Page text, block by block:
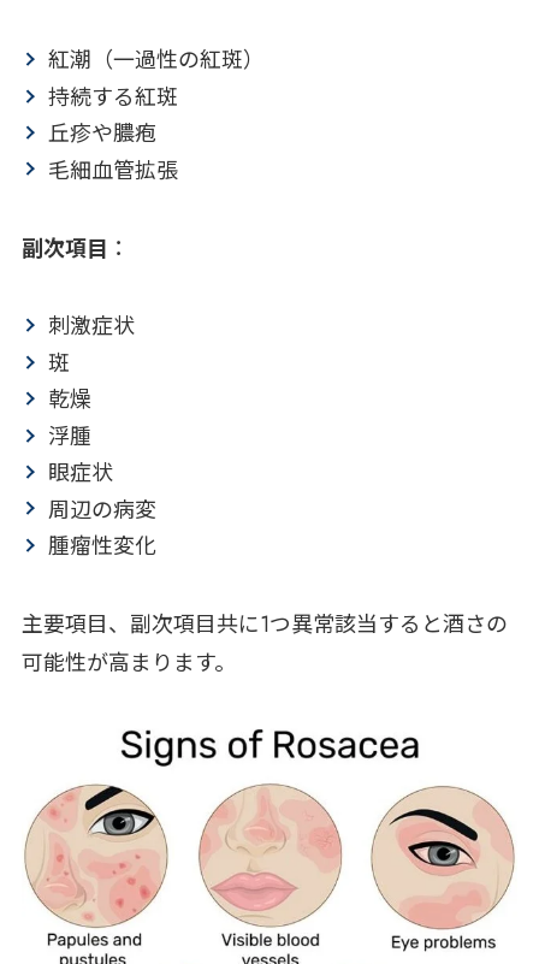
紅潮（一過性の紅斑）
持続する紅斑
丘疹や膿疱
毛細血管拡張
副次項目 ：
刺激症状
斑
乾燥
浮腫
眼症状
周辺の病変
腫瘤性変化
主要項目、副次項目共に1つ異常該当すると酒さの
可能性が高まります。